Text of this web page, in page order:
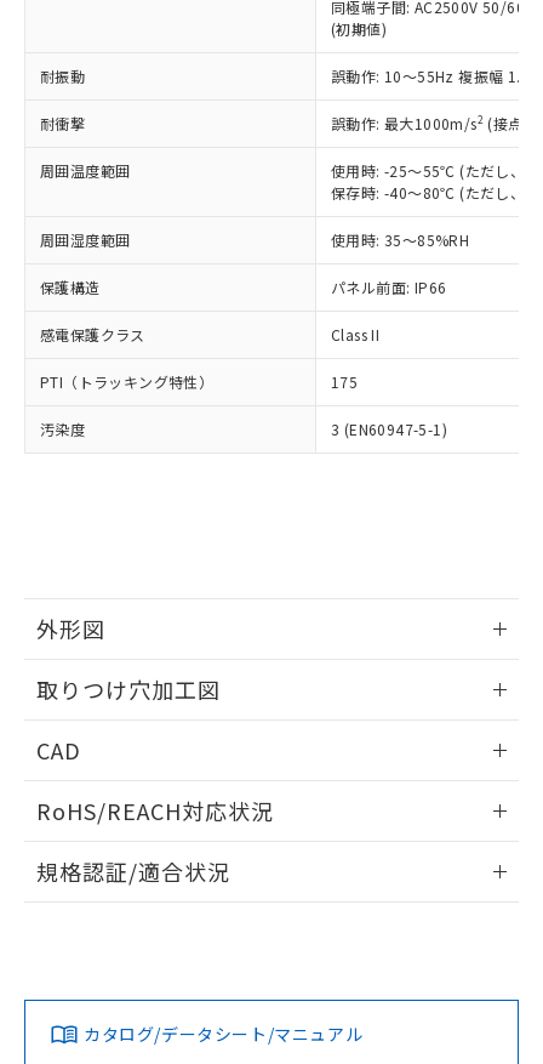
同極端子間: AC2500V 50/
(初期値)
耐振動 誤動作: 10～55Hz 複振幅
耐衝撃 誤動作: 最大1000m/s2 (接点
周囲温度範囲
使用時: -25～55℃ (ただし、氷
保存時: -40～80℃ (ただし、氷
周囲湿度範囲 使用時: 35～85%RH
保護構造 パネル前面: IP66
感電保護クラス Class II
PTI（トラッキング特性） 175
汚染度 3 (EN60947-5-1)
外形図
取りつけ穴加工図
CAD
ドすることができます。
ログイン/会員登録
ダウンロードデータをご利用いただく前に、以下を必ずお読
みください。
ソフトウェアの使用条件
RoHS/REACH対応状況
EU RoHS 注意事項・凡例
対応済み
規格認証/適合状況
カタログ/データシート/マニュアル
正式な納期状況および標準価格はお客
様のお取引先、またはお客様担当のオ
ムロン制御機器販売店・当社販売員に
オムロン制御機器販売店や当社販売拠
販売ネットワーク
」をご確認
在庫状況および標準価格結果を当社の
事前の承諾なく第三者に漏洩または開
マイパーツ機能（部品リスト作成サー
ビス）をご利用いただくには、I-Web
メンバーズにご登録されている必要が
あります。
お客様が当ウェブサイト上で当社にご
登録された部品リストについて、当社
および当社の共同利用者が、当社の製
用者の範囲」に記載されている法人を
(PBDE) 1000ppm以下、フタル酸ビス(2-エチルヘキシ
ル) (DEHP)(別名：DOP) 1000ppm以下、フタル酸ブチ
ルベンジル（BBP） 1000ppm以下、フタル酸ジブチル
（DBP） 1000ppm以下、フタル酸ジイソブチル
但し、RoHS指令で産業用監視および制御機器に対する
フタル酸エステル類の４物質については閾値を超える意
図的な使用がないことを確認しています。
※2 対応予定月
部品在庫の切り替え状況などにより、予定
月が前後することがあります。
※3 非含有証明書ダウンロード
※本証明書は発行日時点で非含有を証明す
るもので、過去に遡って非含有を証明する
ものではありません。
物質の対応では、対応完了までの期間は出
荷製品に未対応品が混在することから備考
していることから、特段のことがない限
り、2022年1月12日より割愛しておりま
す。
Cr(Ⅵ)(六価クロム) : 1000ppm、 PBBs(ポリ臭化ビフェ
ニル類) : 1000ppm、 PBDEs(ポリ臭化ジフェニルエーテ
イソブチル) : 1000ppm、 BBP(フタル酸ブチルベンジ
DEHP(フタル酸ビス(2-エチルヘキシル)) : 1000ppm
※2 環境保護使用期限
「ｅ」：有害物質（10物質）のすべてが基
準値以下であることを示します。
「10」：通常の使用状況下において有害物
質が外部に漏えいし、環境に深刻な影響を
及ぼさない年数を意味します。
「－」：未確認です。当社販売部門へお問
い合わせください。
当社は規制貨物を破棄する場合は、完
いよう必要な手段を講じます。
当社は貴社製品を、核兵器、ミサイ
ル、化学兵器、生物兵器またはその他
武器並びにこれらの製造装置等に一切
当社は、貴社製品を第三者に販売する
場合は、上記1、2および3の内容を当
該第三者に通知します。また当社は、
販売先および販売に係わる関係者が違
法に輸出するおそれがある場合は、取
り引きをいたしません。
一定数以上の在庫あり
一定数には満たないが在庫あり
在庫なし(最新の在庫状況につ
いては、お客様のお取引先、ま
たはお客様担当のオムロン制御
機器販売店・当社販売員にご確
白
受注生産機種、また在庫状況の
情報を公開していない機種